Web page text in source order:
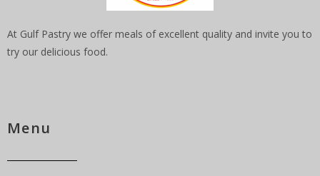
At Gulf Pastry we offer meals of excellent quality and invite you to
try our delicious food.
Menu